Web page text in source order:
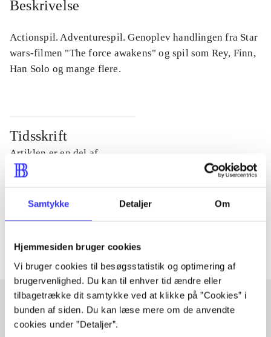
Samtykke Detaljer Om
Hjemmesiden bruger cookies
Vi bruger cookies til besøgsstatistik og optimering af
brugervenlighed. Du kan til enhver tid ændre eller
tilbagetrække dit samtykke ved at klikke på ”Cookies” i
bunden af siden. Du kan læse mere om de anvendte
cookies under ”Detaljer”.
Beskrivelse
Actionspil. Adventurespil. Genoplev handlingen fra Star
wars-filmen "The force awakens" og spil som Rey, Finn,
Han Solo og mange flere.
Tidsskrift
Artiklen er en del af
Tidsskrift
Artiklerne i handler ofte om
Artikler med samme emner